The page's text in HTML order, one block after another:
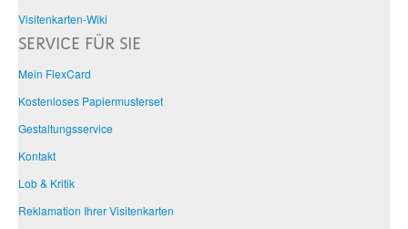
Visitenkarten-Wiki
SERVICE FÜR SIE
Mein FlexCard
Kostenloses Papiermusterset
Gestaltungsservice
Kontakt
Lob & Kritik
Reklamation Ihrer Visitenkarten